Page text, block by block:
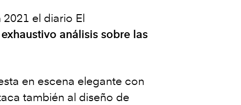
el diario El
exhaustivo análisis sobre las
en escena elegante con
también al diseño de